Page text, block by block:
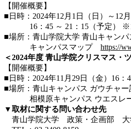
【開催概要】
■日時： 2024年12月1日（日）～12月
16：45 ～ 21：15（予定）
■場所：青山学院大学 青山キャンパ
キャンパスマップ https://
＜2024年度 青山学院クリスマス・
【開催概要】
■日時：2024年11月29日（金）16：
■場所：青山キャンパス ガウチャ
相模原キャンパス ウエスレー
▼取材に関する問い合わせ先
青山学院大学 政策・企画部 大